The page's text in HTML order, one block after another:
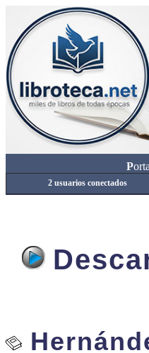
P
2 usuarios conectados